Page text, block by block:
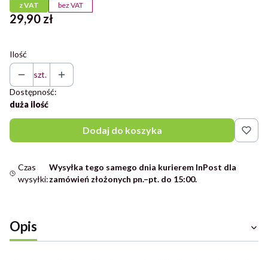
z VAT bez VAT
Cena
29,90 zł
Ilość
szt.
Dostępność:
duża ilość
Dodaj do koszyka
Czas
wysyłki:
Wysyłka tego samego dnia kurierem InPost dla
zamówień złożonych pn.–pt. do 15:00.
Opis